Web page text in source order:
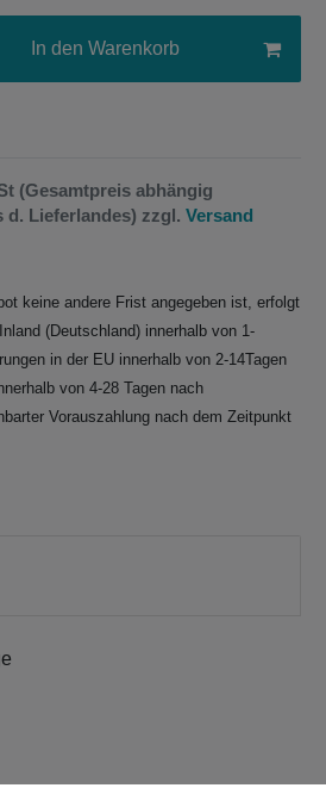
In den Warenkorb
(Gesamtpreis abhängig
d. Lieferlandes) zzgl. Versand
keine andere Frist angegeben ist, erfolgt
(Deutschland) innerhalb von 1-
in der EU innerhalb von 2-14Tagen
von 4-28 Tagen nach
Vorauszahlung nach dem Zeitpunkt